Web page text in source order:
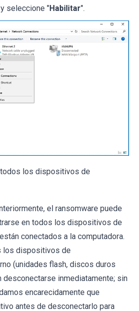
seleccione "Habilitar".
los dispositivos de
el ransomware puede
en todos los dispositivos de
conectados a la computadora.
los dispositivos de
(unidades flash, discos duros
desconectarse inmediatamente; sin
encarecidamente que
antes de desconectarlo para